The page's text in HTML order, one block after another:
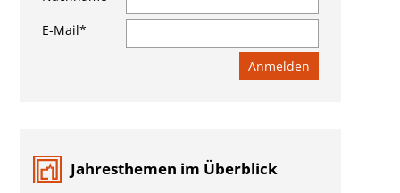
E-Mail*
Anmelden
Jahresthemen im Überblick